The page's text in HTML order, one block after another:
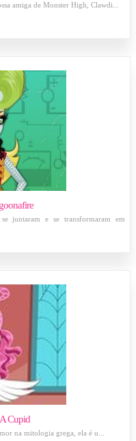
amiga de Monster High, Clawdi...
juntaram e se transformaram em
Cupid
na mitologia grega, ela é u...